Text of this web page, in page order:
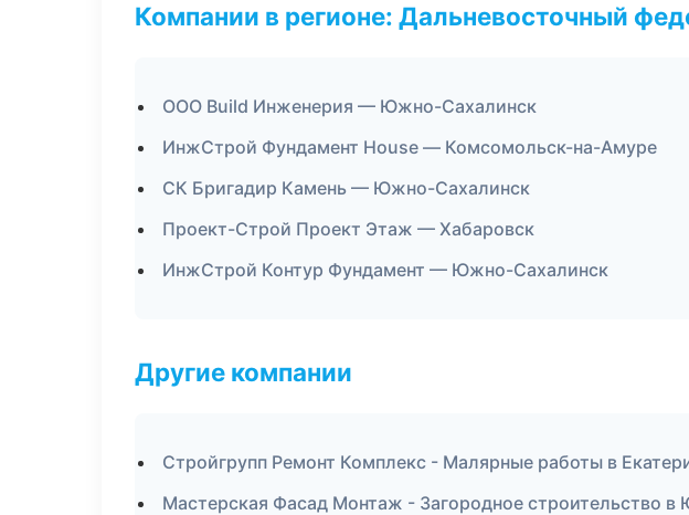
Компании в регионе: Дальневосточный
ООО Build Инженерия — Южно-Сахалинск
ИнжСтрой Фундамент House — Комсомольск-на-Амуре
СК Бригадир Камень — Южно-Сахалинск
Проект-Строй Проект Этаж — Хабаровск
ИнжСтрой Контур Фундамент — Южно-Сахалинск
Другие компании
Стройгрупп Ремонт Комплекс - Малярные работы в
Мастерская Фасад Монтаж - Загородное строительство